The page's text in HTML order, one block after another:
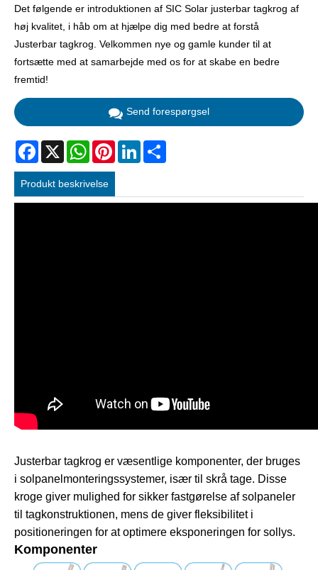
Det følgende er introduktionen af ​​SIC Solar justerbar tagkrog af
høj kvalitet, i håb om at hjælpe dig med bedre at forstå
Justerbar tagkrog. Velkommen nye og gamle kunder til at
fortsætte med at samarbejde med os for at skabe en bedre
fremtid!
Send forespørgsel
Facebook
X WhatsAppPinterestLinkedIn
Produkt beskrivelse
Justerbar tagkrog er væsentlige komponenter, der bruges
i solpanelmonteringssystemer, især til skrå tage. Disse
kroge giver mulighed for sikker fastgørelse af solpaneler
til tagkonstruktionen, mens de giver fleksibilitet i
positioneringen for at optimere eksponeringen for sollys.
Komponenter